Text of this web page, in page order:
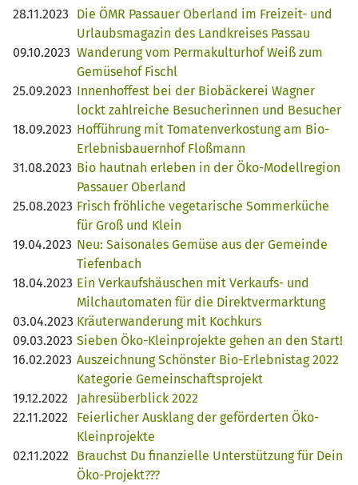
28.11.2023
Die ÖMR Passauer Oberland im Freizeit- und
Urlaubsmagazin des Landkreises Passau
09.10.2023 Wanderung vom Permakulturhof Weiß zum
Gemüsehof Fischl
25.09.2023 Innenhoffest bei der Biobäckerei Wagner
lockt zahlreiche Besucherinnen und Besucher
18.09.2023 Hofführung mit Tomatenverkostung am Bio-
Erlebnisbauernhof Floßmann
31.08.2023 Bio hautnah erleben in der Öko-Modellregion
Passauer Oberland
25.08.2023 Frisch fröhliche vegetarische Sommerküche
für Groß und Klein
19.04.2023 Neu: Saisonales Gemüse aus der Gemeinde
Tiefenbach
18.04.2023 Ein Verkaufshäuschen mit Verkaufs- und
Milchautomaten für die Direktvermarktung
03.04.2023 Kräuterwanderung mit Kochkurs
09.03.2023 Sieben Öko-Kleinprojekte gehen an den Start!
16.02.2023 Auszeichnung Schönster Bio-Erlebnistag 2022
Kategorie Gemeinschaftsprojekt
19.12.2022
Jahresüberblick 2022
22.11.2022
Feierlicher Ausklang der geförderten Öko-
Kleinprojekte
02.11.2022
Brauchst Du finanzielle Unterstützung für Dein
Öko-Projekt???